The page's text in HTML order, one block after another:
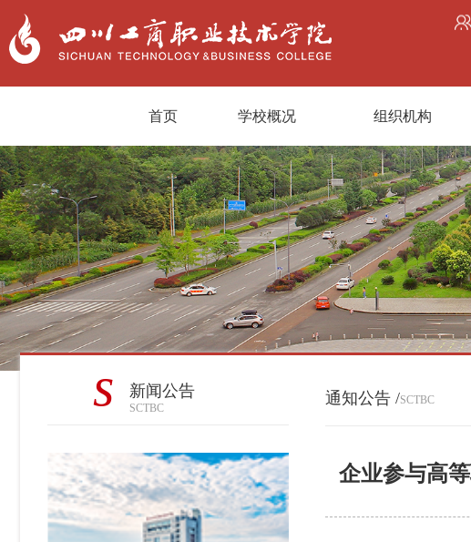
首页 学校概况 组织机构
s 新闻公告
SCTBC
通知公告 /SCTBC
企业参与高